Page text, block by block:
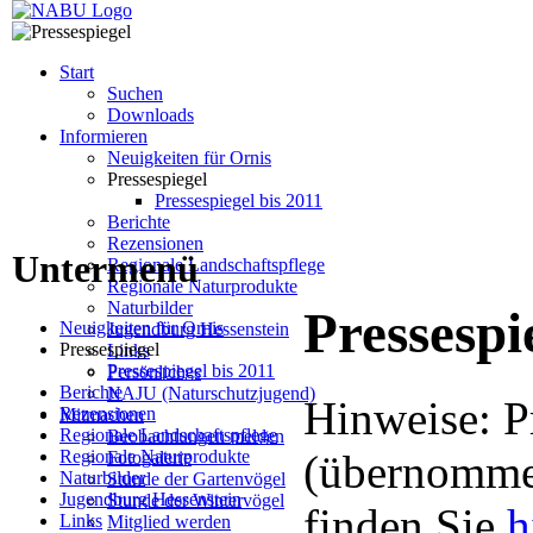
Start
Suchen
Downloads
Informieren
Neuigkeiten für Ornis
Pressespiegel
Pressespiegel bis 2011
Berichte
Rezensionen
Regionale Landschaftspflege
Regionale Naturprodukte
Naturbilder
Jugendburg Hessenstein
Links
Persönliches
NAJU (Naturschutzjugend)
Mitmachen
Beobachtungen melden
Fotogalerie
Stunde der Gartenvögel
Stunde der Wintervögel
Mitglied werden
Untermenü
Neuigkeiten für Ornis
Pressespiegel
Pressespiegel bis 2011
Berichte
Rezensionen
Regionale Landschaftspflege
Regionale Naturprodukte
Naturbilder
Jugendburg Hessenstein
Links
Hinweise: